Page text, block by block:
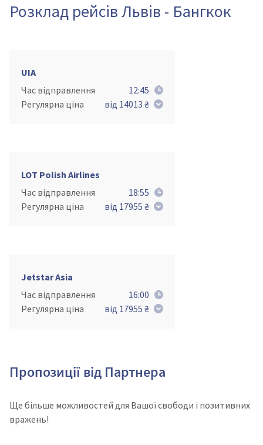
Розклад рейсів Львів - Бангкок
UIA
Час відправлення
12:45
Регулярна ціна
від 14013 ₴
LOT Polish Airlines
Час відправлення
18:55
Регулярна ціна
від 17955 ₴
Jetstar Asia
Час відправлення
16:00
Регулярна ціна
від 17955 ₴
Пропозиції від Партнера
Ще більше можливостей для Вашої свободи і позитивних
вражень!